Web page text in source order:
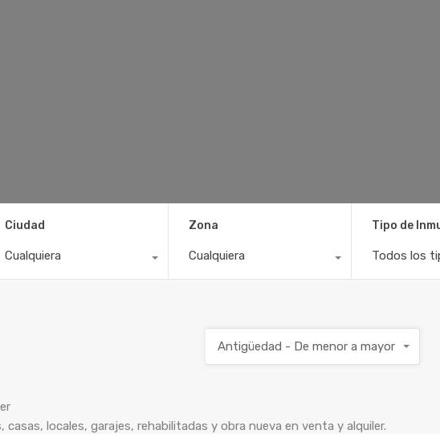
Ciudad
Cualquiera
Zona
Cualquiera
Tipo de
Todos los
Antigüedad - De menor a mayor
locales, garajes, rehabilitadas y obra nueva en venta y alquiler.